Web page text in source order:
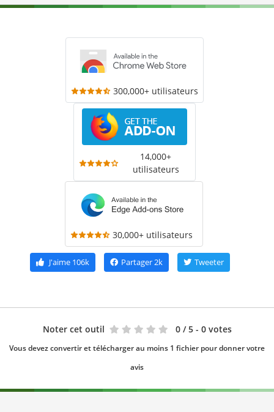
300,000+ utilisateurs
14,000+
utilisateurs
30,000+ utilisateurs
J'aime106k Partager2k Tweeter
Noter cet outil 0 / 5 - 0 votes
Vous devez convertir et télécharger au moins 1 fichier pour donner votre
avis